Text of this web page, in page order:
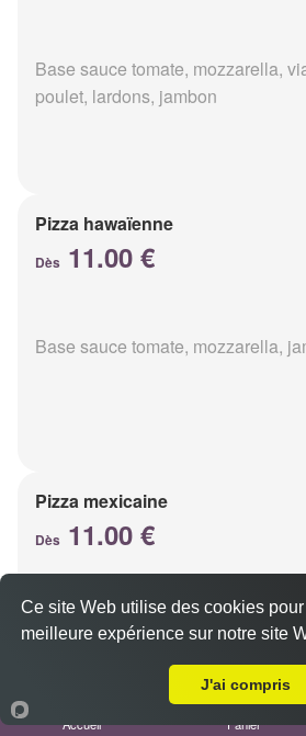
Base sauce tomate, mozzarella,
poulet, lardons, jambon
Pizza hawaïenne
Dès 11.00 €
Base sauce tomate, mozzarella,
Pizza mexicaine
Dès 11.00 €
Base sauce tomate, mozzarella,
chorizo, champignons
Accueil Panier
Ce site Web utilise des cookies
meilleure expérience sur notre site
J'ai compris